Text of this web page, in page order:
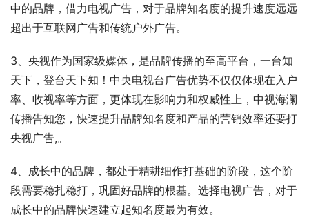
中的品牌，借力电视广告，对于品牌知名度的提升速度远远
超出于互联网广告和传统户外广告。
3、央视作为国家级媒体，是品牌传播的至高平台，一台知
天下，登台天下知！中央电视台广告优势不仅仅体现在入户
率、收视率等方面，更体现在影响力和权威性上，中视海澜
传播告知您，快速提升品牌知名度和产品的营销效率还要打
央视广告,。
4、成长中的品牌，都处于精耕细作打基础的阶段，这个阶
段需要稳扎稳打，巩固好品牌的根基。选择电视广告，对于
成长中的品牌快速建立起知名度最为有效。